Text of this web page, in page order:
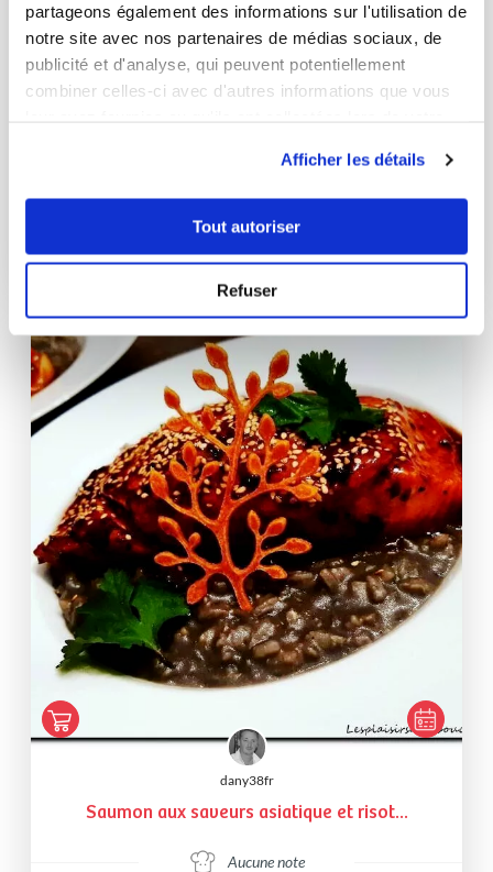
partageons également des informations sur l'utilisation de
notre site avec nos partenaires de médias sociaux, de
publicité et d'analyse, qui peuvent potentiellement
combiner celles-ci avec d'autres informations que vous
Afficher les détails
Tout autoriser
Refuser
Aucune note
1h 0 7
dany38fr
Saumon aux saveurs asiatique et risot...
Aucune note